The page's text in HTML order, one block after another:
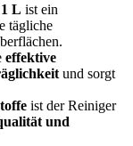
L ist ein
tägliche
effektive
und sorgt
ist der Reiniger
und